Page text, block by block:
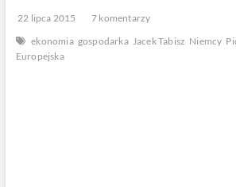
22 lipca 2015
7 komentarzy
ekonomia gospodarka Jacek Tabisz Niemcy
Europejska